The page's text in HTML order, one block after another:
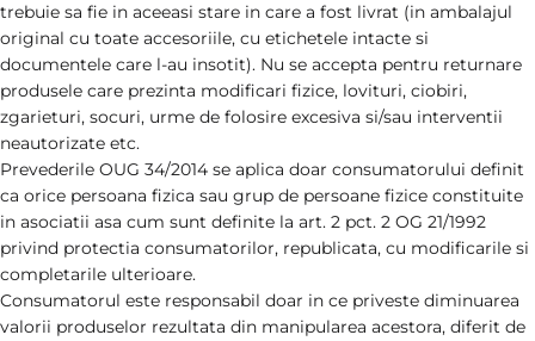
trebuie sa fie in aceeasi stare in care a fost livrat (in ambalajul
original cu toate accesoriile, cu etichetele intacte si
documentele care l-au insotit). Nu se accepta pentru returnare
produsele care prezinta modificari fizice, lovituri, ciobiri,
zgarieturi, socuri, urme de folosire excesiva si/sau interventii
neautorizate etc.
Prevederile OUG 34/2014 se aplica doar consumatorului definit
ca orice persoana fizica sau grup de persoane fizice constituite
in asociatii asa cum sunt definite la art. 2 pct. 2 OG 21/1992
privind protectia consumatorilor, republicata, cu modificarile si
completarile ulterioare.
Consumatorul este responsabil doar in ce priveste diminuarea
valorii produselor rezultata din manipularea acestora, diferit de